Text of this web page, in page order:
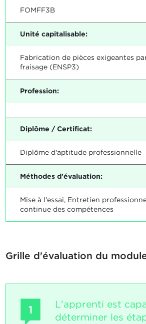
FOMFF3B
Unité capitalisable:
Fabrication de pièces exigeantes
fraisage (ENSP3)
Profession:
Diplôme / Certificat:
Diplôme d'aptitude professionnelle
Méthodes d'évaluation:
Mise à l'essai, Entretien
continue des compétences
Grille d'évaluation du
1
L'apprenti est
déterminer les